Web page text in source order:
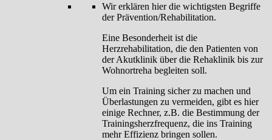
Wir erklären hier die wichtigsten Begriffe
der Prävention/Rehabilitation.
Eine Besonderheit ist die
Herzrehabilitation, die den Patienten von
der Akutklinik über die Rehaklinik bis zur
Wohnortreha begleiten soll.
Um ein Training sicher zu machen und
Überlastungen zu vermeiden, gibt es hier
einige Rechner, z.B. die Bestimmung der
Trainingsherzfrequenz, die ins Training
mehr Effizienz bringen sollen.